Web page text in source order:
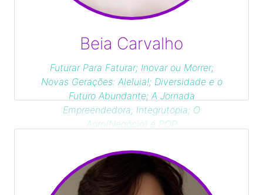
Beia Carvalho
Futurar Para Faturar; Inovar ou Morrer;
Novas Gerações: Aleluia!; Diversidade e o
Futuro Abundante; A Jornada
Empreendedora; Integrutopia; O
Agro(Negócio) é POP